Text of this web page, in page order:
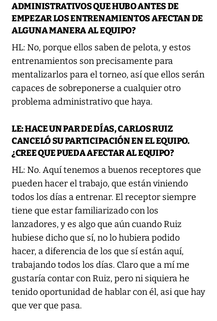
ADMINISTRATIVOS QUE HUBO ANTES DE
EMPEZAR LOS ENTRENAMIENTOS AFECTAN DE
ALGUNA MANERA AL EQUIPO?
HL: No, porque ellos saben de pelota, y estos
entrenamientos son precisamente para
mentalizarlos para el torneo, así que ellos serán
capaces de sobreponerse a cualquier otro
problema administrativo que haya.
LE: HACE UN PAR DE DÍAS, CARLOS RUIZ
CANCELÓ SU PARTICIPACIÓN EN EL EQUIPO.
¿CREE QUE PUEDA AFECTAR AL EQUIPO?
HL: No. Aquí tenemos a buenos receptores que
pueden hacer el trabajo, que están viniendo
todos los días a entrenar. El receptor siempre
tiene que estar familiarizado con los
lanzadores, y es algo que aún cuando Ruiz
hubiese dicho que sí, no lo hubiera podido
hacer, a diferencia de los que sí están aquí,
trabajando todos los días. Claro que a mí me
gustaría contar con Ruiz, pero ni siquiera he
tenido oportunidad de hablar con él, asi que hay
que ver que pasa.